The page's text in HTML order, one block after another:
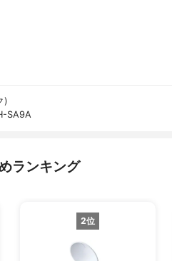
)
SA9A
ランキング
2位